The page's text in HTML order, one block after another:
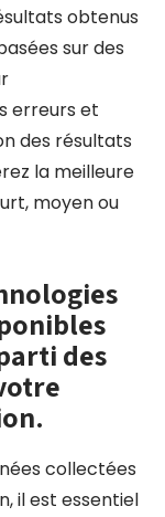
obtenus
sur des
erreurs et
des résultats
la meilleure
moyen ou
des
collectées
il est essentiel